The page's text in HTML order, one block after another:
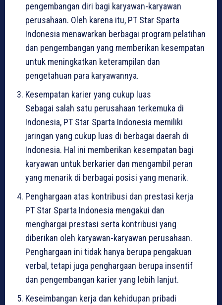
pengembangan diri bagi karyawan-karyawan
perusahaan. Oleh karena itu, PT Star Sparta
Indonesia menawarkan berbagai program pelatihan
dan pengembangan yang memberikan kesempatan
untuk meningkatkan keterampilan dan
pengetahuan para karyawannya.
Kesempatan karier yang cukup luas
Sebagai salah satu perusahaan terkemuka di
Indonesia, PT Star Sparta Indonesia memiliki
jaringan yang cukup luas di berbagai daerah di
Indonesia. Hal ini memberikan kesempatan bagi
karyawan untuk berkarier dan mengambil peran
yang menarik di berbagai posisi yang menarik.
Penghargaan atas kontribusi dan prestasi kerja
PT Star Sparta Indonesia mengakui dan
menghargai prestasi serta kontribusi yang
diberikan oleh karyawan-karyawan perusahaan.
Penghargaan ini tidak hanya berupa pengakuan
verbal, tetapi juga penghargaan berupa insentif
dan pengembangan karier yang lebih lanjut.
Keseimbangan kerja dan kehidupan pribadi